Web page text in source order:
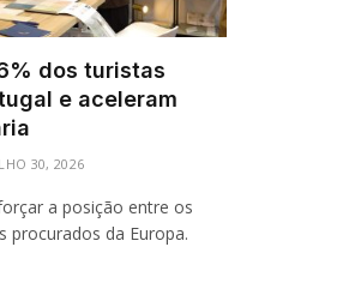
dos turistas
e aceleram
30, 2026
a posição entre os
procurados da Europa.